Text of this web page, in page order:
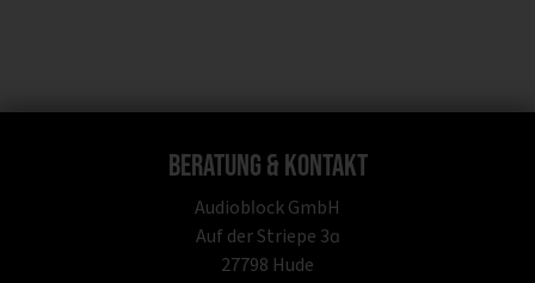
Beratung & Kontakt
Audioblock GmbH
Auf der Striepe 3a
27798 Hude